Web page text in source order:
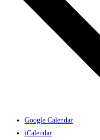
Google Calendar
iCalendar